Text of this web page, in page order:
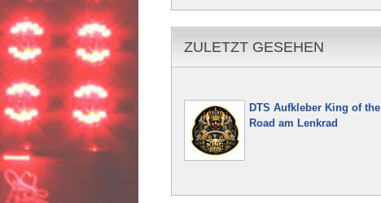
ZULETZT GESEHEN
DTS Aufkleber King of the
Road am Lenkrad